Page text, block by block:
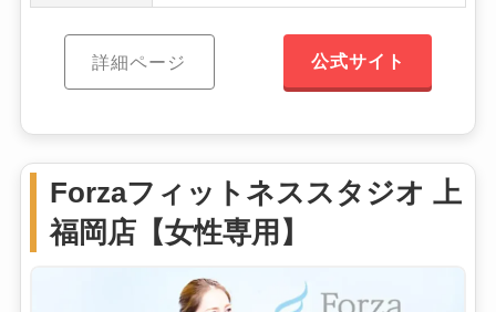
詳細ページ 公式サイト
Forzaフィットネススタジオ 上
福岡店【女性専用】